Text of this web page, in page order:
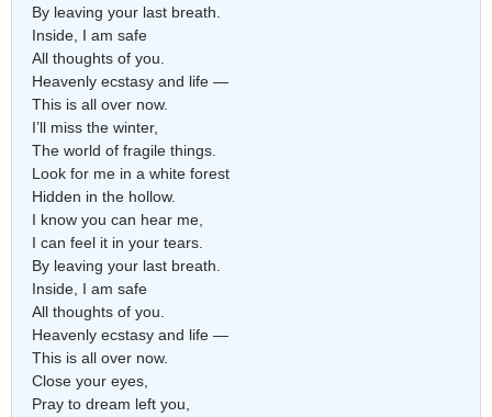
By leaving your last breath.
Inside, I am safe
All thoughts of you.
Heavenly ecstasy and life —
This is all over now.
I’ll miss the winter,
The world of fragile things.
Look for me in a white forest
Hidden in the hollow.
I know you can hear me,
I can feel it in your tears.
By leaving your last breath.
Inside, I am safe
All thoughts of you.
Heavenly ecstasy and life —
This is all over now.
Close your eyes,
Pray to dream left you,